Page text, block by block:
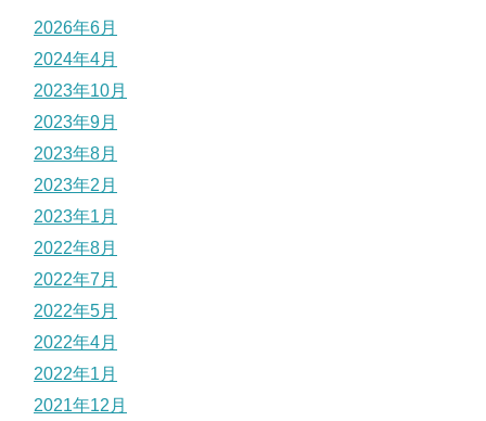
2026年6月
2024年4月
2023年10月
2023年9月
2023年8月
2023年2月
2023年1月
2022年8月
2022年7月
2022年5月
2022年4月
2022年1月
2021年12月